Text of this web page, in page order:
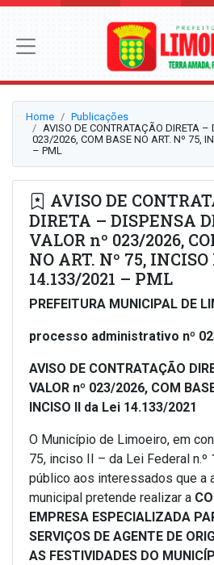
Home
Publicações
AVISO DE CONTRATAÇÃO DIRETA –
023/2026, COM BASE NO ART. Nº 75,
– PML
AVISO DE
DIRETA – DISPENSA
VALOR nº 023/2026,
NO ART. Nº 75,
14.133/2021 – PML
PREFEITURA MUNICIPAL DE
processo administrativo nº
AVISO DE CONTRATAÇÃO
VALOR nº 023/2026, COM
INCISO II da Lei 14.133/2021
O Município de Limoeiro, em
75, inciso II – da Lei Federal n.º
público aos interessados que a
municipal pretende realizar a
EMPRESA ESPECIALIZADA
SERVIÇOS DE AGENTE DE
AS FESTIVIDADES DO